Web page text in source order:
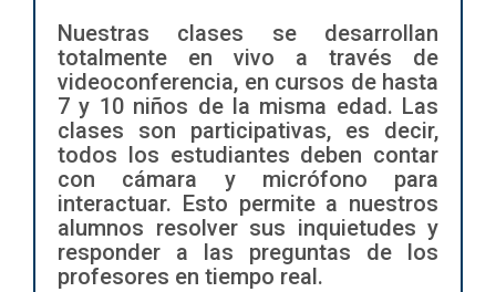
Nuestras clases se desarrollan
totalmente en vivo a través de
videoconferencia, en cursos de hasta
7 y 10 niños de la misma edad. Las
clases son participativas, es decir,
todos los estudiantes deben contar
con cámara y micrófono para
interactuar. Esto permite a nuestros
alumnos resolver sus inquietudes y
responder a las preguntas de los
profesores en tiempo real.